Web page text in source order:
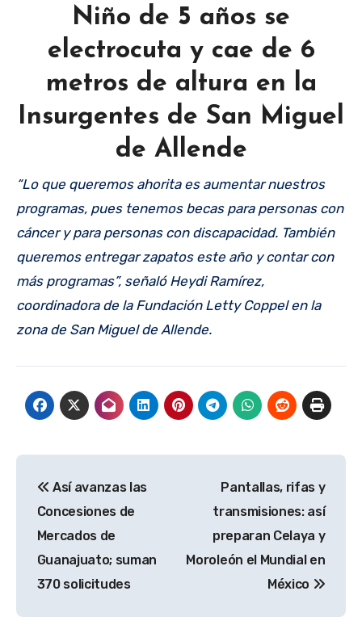
Niño de 5 años se
electrocuta y cae de 6
metros de altura en la
Insurgentes de San Miguel
de Allende
“Lo que queremos ahorita es aumentar nuestros
programas, pues tenemos becas para personas con
cáncer y para personas con discapacidad. También
queremos entregar zapatos este año y contar con
más programas”, señaló Heydi Ramírez,
coordinadora de la Fundación Letty Coppel en la
zona de San Miguel de Allende.
de
entradas
Así avanzas las
Concesiones de
Mercados de
Guanajuato; suman
370 solicitudes
Pantallas, rifas y
transmisiones: así
preparan Celaya y
Moroleón el Mundial en
México